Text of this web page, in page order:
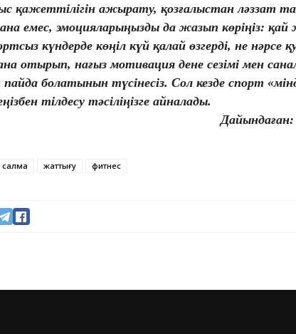
қажеттілігін ажырату, қозғалыстан ләззат
емес, эмоцияларыңызды да жазып көріңіз:
күндерде көңіл күй қалай өзгерді, не нәрсе
отырып, нағыз мотивация дене сезімі мен
болатынын түсінесіз. Сол кезде спорт
тілдесу тәсіліңізге айналады.
салмақ жаттығу фитнес